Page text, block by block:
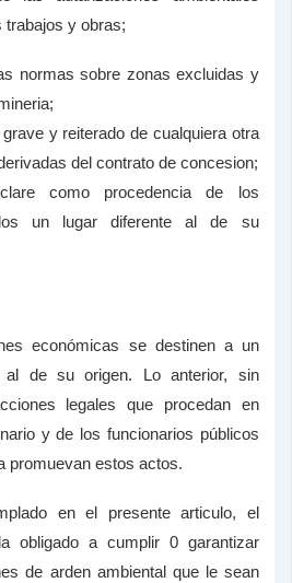
trabajos y obras;
normas sobre zonas excluidas y
y reiterado de cualquiera otra
del contrato de concesion;
como procedencia de los
un lugar diferente al de su
económicas se destinen a un
al de su origen. Lo anterior, sin
legales que procedan en
y de los funcionarios públicos
promuevan estos actos.
en el presente articulo, el
obligado a cumplir 0 garantizar
de arden ambiental que le sean